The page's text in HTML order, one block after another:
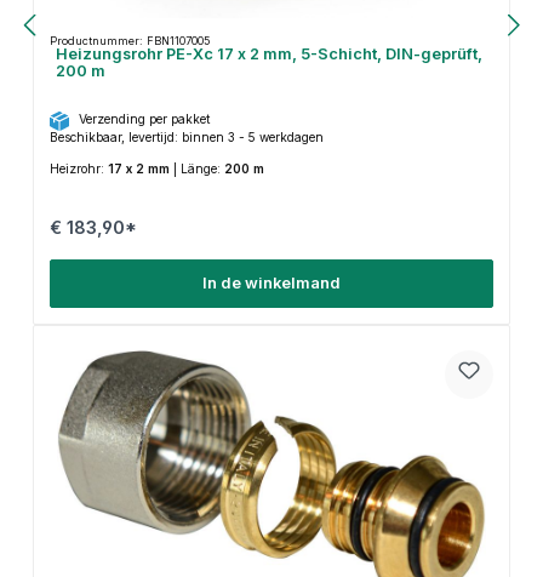
Productnummer: FBN1107005
Heizungsrohr PE-Xc 17 x 2 mm, 5-Schicht, DIN-geprüft,
200 m
Verzending per pakket
Beschikbaar, levertijd: binnen 3 - 5 werkdagen
Heizrohr: 17 x 2 mm Länge: 200 m
€ 183,90*
In de winkelmand